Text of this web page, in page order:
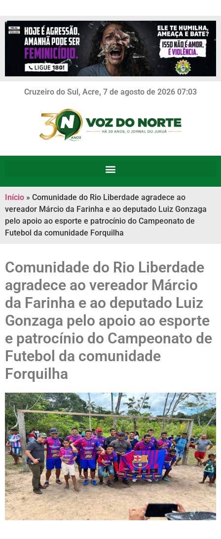
Cruzeiro do Sul, Acre, 7 de agosto de 2026 07:03
Início » Comunidade do Rio Liberdade agradece ao
vereador Márcio da Farinha e ao deputado Luiz Gonzaga
pelo apoio ao esporte e patrocínio do Campeonato de
Futebol da comunidade Forquilha
Comunidade do Rio Liberdade
agradece ao vereador Márcio
da Farinha e ao deputado Luiz
Gonzaga pelo apoio ao esporte
e patrocínio do Campeonato de
Futebol da comunidade
Forquilha